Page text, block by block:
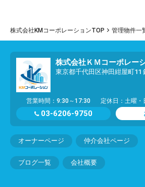
株式会社KMコーポレーションTOP 管理物件一
株式会社ＫＭコーポレー
東京都千代田区神田紺屋町11
営業時間：9:30～17:30 定休日：土曜・
03-6206-9750
オーナーページ 仲介会社ページ
ブログ一覧 会社概要